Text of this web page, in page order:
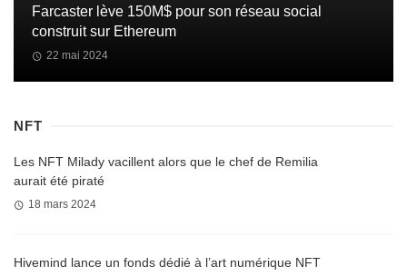
Farcaster lève 150M$ pour son réseau social
construit sur Ethereum
22 mai 2024
NFT
Les NFT Milady vacillent alors que le chef de Remilia
aurait été piraté
18 mars 2024
Hivemind lance un fonds dédié à l’art numérique NFT